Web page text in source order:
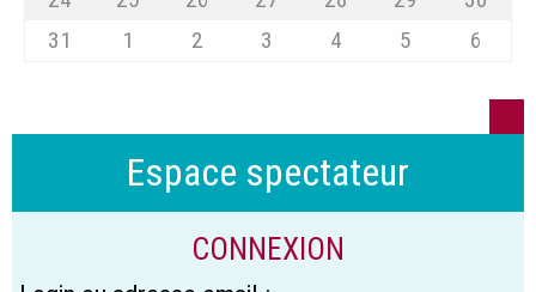
31
1 2 3 4 5 6
Espace spectateur
CONNEXION